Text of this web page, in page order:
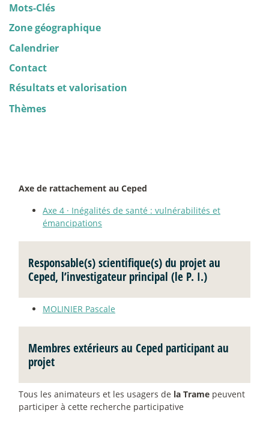
Mots-Clés
Zone géographique
Calendrier
Contact
Résultats et valorisation
Thèmes
Axe de rattachement au Ceped
Axe 4 · Inégalités de santé : vulnérabilités et
émancipations
Responsable(s) scientifique(s) du projet au
Ceped, l’investigateur principal (le P. I.)
MOLINIER Pascale
Membres extérieurs au Ceped participant au
projet
Tous les animateurs et les usagers de la Trame peuvent
participer à cette recherche participative